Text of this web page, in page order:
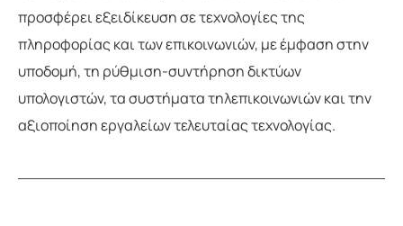
προσφέρει εξειδίκευση σε τεχνολογίες της
πληροφορίας και των επικοινωνιών, με έμφαση στην
υποδομή, τη ρύθμιση-συντήρηση δικτύων
υπολογιστών, τα συστήματα τηλεπικοινωνιών και την
αξιοποίηση εργαλείων τελευταίας τεχνολογίας.